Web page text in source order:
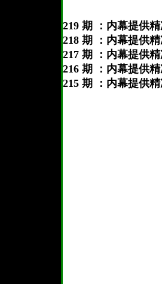
219 期 ：内幕提供
218 期 ：内幕提供
217 期 ：内幕提供
216 期 ：内幕提供
215 期 ：内幕提供